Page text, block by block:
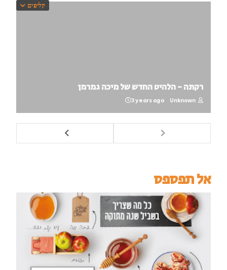
קליפים
רקתה - הלהיט החדש של מיכה גמרמן
Unknown
3 years ago
אל תפספס